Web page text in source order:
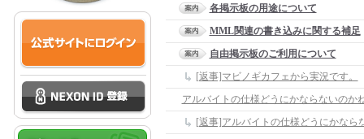
各掲示板の用途について
MML関連の書き込みに関する補足
自由掲示板のご利用について
[返事]マビノギカフェから実況です。
アルバイトの仕様どうにかならないのか